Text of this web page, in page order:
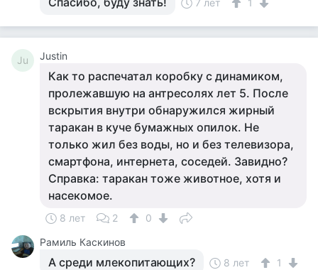
7 лет 1
Ju Justin
Как то распечатал коробку с динамиком,
пролежавшую на антресолях лет 5. После
вскрытия внутри обнаружился жирный
таракан в куче бумажных опилок. Не
только жил без воды, но и без телевизора,
смартфона, интернета, соседей. Завидно?
Справка: таракан тоже животное, хотя и
насекомое.
8 лет 2
0
Рамиль Каскинов
А среди млекопитающих? 8 лет 1